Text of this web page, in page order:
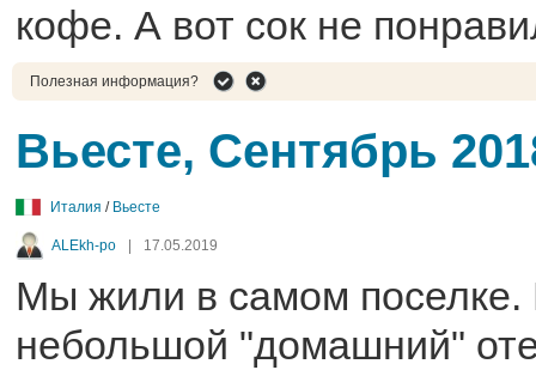
кофе. А вот сок не
Полезная информация?
Вьесте, Сентябрь
Италия / Вьесте
ALEkh-po 17.05.2019
Мы жили в самом
небольшой "домашний"